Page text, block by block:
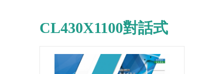
CL430X1100對話式